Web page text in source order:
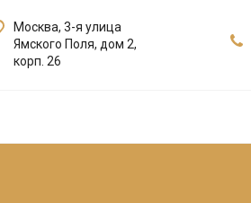
Москва, 3-я улица
Ямского Поля, дом 2,
корп. 26